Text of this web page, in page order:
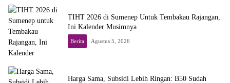
TIHT 2026 di Sumenep Untuk Tembakau Rajangan,
Ini Kalender Musimnya
Berita Agustus 5, 2026
Harga Sama, Subsidi Lebih Ringan: B50 Sudah